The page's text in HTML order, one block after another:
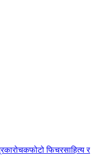
रोचकफोटो फिचरसाहित्य र